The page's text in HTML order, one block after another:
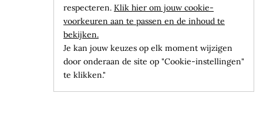
respecteren. Klik hier om jouw cookie-
voorkeuren aan te passen en de inhoud te
bekijken.
Je kan jouw keuzes op elk moment wijzigen
door onderaan de site op "Cookie-instellingen"
te klikken."